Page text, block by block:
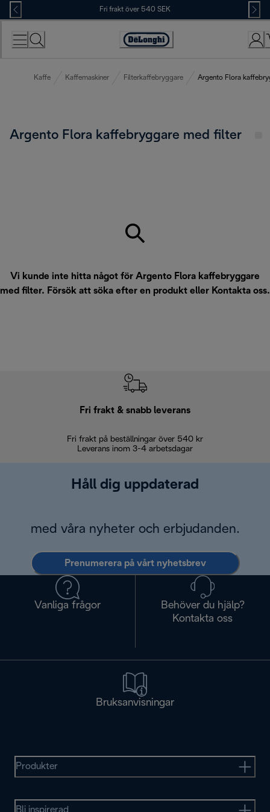
Skip
to
Content
Fri frakt över 540 SEK
Accessibility
Kaffe Kaffemaskiner Filterkaffebryggare Argento Flora
Argento Flora kaffebryggare med filter
Vi kunde inte hitta något för Argento Flora kaffebryggare
med filter. Försök att söka efter en produkt eller Kontakta oss.
Fri frakt & snabb leverans
Fri frakt på beställningar över 540 kr
Leverans inom 3-4 arbetsdagar
Håll dig uppdaterad
med våra nyheter och erbjudanden.
Prenumerera på vårt nyhetsbrev
Vanliga frågor
Behöver du hjälp?
Kontakta oss
Bruksanvisningar
Produkter
Bli inspirerad